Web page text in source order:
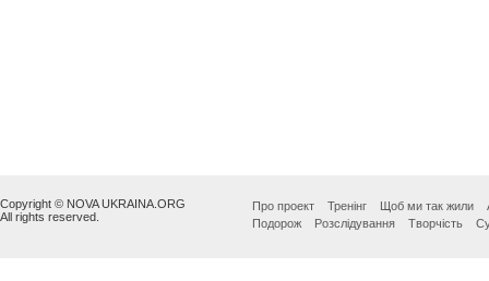
Copyright © NOVA UKRAINA.ORG
All rights reserved.
Про проект Тренінг Щоб ми так жили
Подорож
Розслідування Творчість